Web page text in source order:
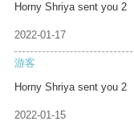
Horny Shriya sent you 2
2022-01-17
游客
Horny Shriya sent you 2
2022-01-15